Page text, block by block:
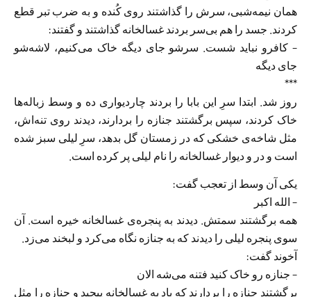
همان نیمه‌شبی، سرش را گذاشتند روی کُنده و به ضرب تبر قطع
کردند. جسد را هم بی‌سر بردند غسالخانه گذاشتند و گفتند:
– کافرو نباید شست. سرشو جای دیگه خاک مى‌کنیم، لاشه‌شو
جاى دیگه
***
روز شد. ابتدا سرِ این بابا را بردند چاردیوارى ده و وسط زباله‌ها
خاک کردند، سپس برگشتند جنازه را بردارند، دیدند روی تنه‌اش،
مثل شاخه‌ی خشکى که در زمستان گل بدهد، سرِ لیلی سبز شده
است و در و دیوار غسالخانه را نام لیلی پر کرده است.
یکى آن وسط از تعجب گفت:
– الله اکبر
همه برگشتند سمتش. دیدند به پنجره‌ی غسالخانه خیره است. آن
سوى پنجره لیلى را دیدند که به جنازه نگاه مى‌کرد و لبخند مى‌زد.
آخوند گفت:
– جنازه رو خاک کنید فتنه مى‌شه الان
برگشتند جنازه را بردارند که باد به غسالخانه پیچید و جنازه را مثل